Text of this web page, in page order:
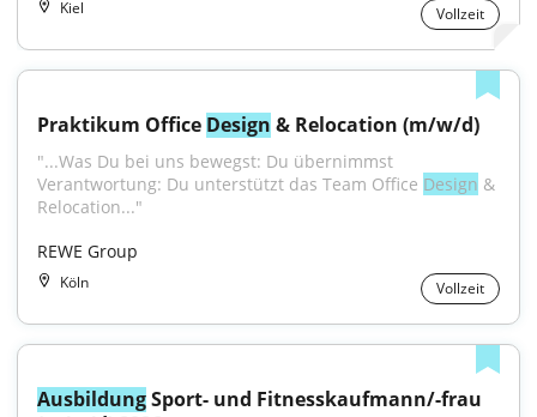
Kiel Vollzeit
Praktikum Office Design & Relocation (m/w/d)
"...Was Du bei uns bewegst: Du übernimmst
Verantwortung: Du unterstützt das Team Office Design &
Relocation..."
REWE Group
Köln Vollzeit
Ausbildung Sport- und Fitnesskaufmann/-frau